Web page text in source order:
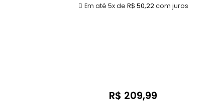
Em até 5x de R$ 50,22com juros
R$ 209,99